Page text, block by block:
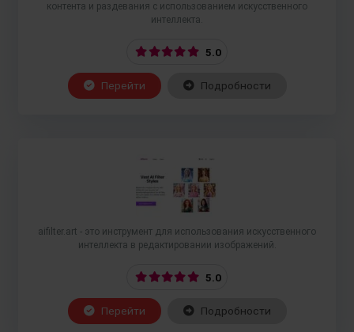
контента и раздевания с использованием искусственного
интеллекта.
5.0
Перейти Подробности
aifilter.art - это инструмент для использования искусственного
интеллекта в редактировании изображений.
5.0
Перейти Подробности